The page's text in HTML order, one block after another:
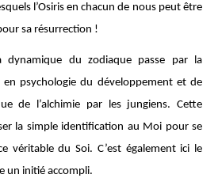
l’Osiris en chacun de nous peut être
sa résurrection !
dynamique du zodiaque passe par la
en psychologie du développement et de
de l’alchimie par les jungiens. Cette
la simple identification au Moi pour se
véritable du Soi. C’est également ici le
un initié accompli.